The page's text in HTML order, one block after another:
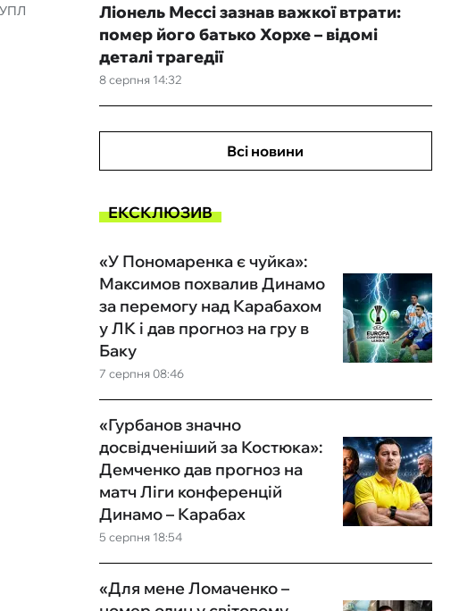
8 серпня 14:32
Ліонель Мессі зазнав важкої втрати:
помер його батько Хорхе – відомі
деталі трагедії
Всі новини
ЕКСКЛЮЗИВ
7 серпня 08:46
«У Пономаренка є чуйка»:
Максимов похвалив Динамо
за перемогу над Карабахом
у ЛК і дав прогноз на гру в
Баку
5 серпня 18:54
«Гурбанов значно
досвідченіший за Костюка»:
Демченко дав прогноз на
матч Ліги конференцій
Динамо – Карабах
«Для мене Ломаченко –